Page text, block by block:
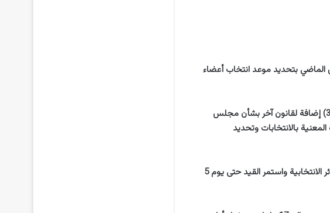
بن حمد آل ثاني قد أصدر مرسوما في 22 أغسطس الماضي بتحديد موعد انتخاب أعضاء
وقبل ذلك، أصدر الأمير في 29 يوليو الماضي القانون رقم (6) والمرسوم رقم (37) إضافة لقانون آخر بشأن مجلس
المعنية بالانتخابات وتحديد
وتم فتح باب قيد الناخبين في الأول من أغسطس الماضي في جميع مقار الدوائر الانتخابية واستمر القيد حتى يوم 5